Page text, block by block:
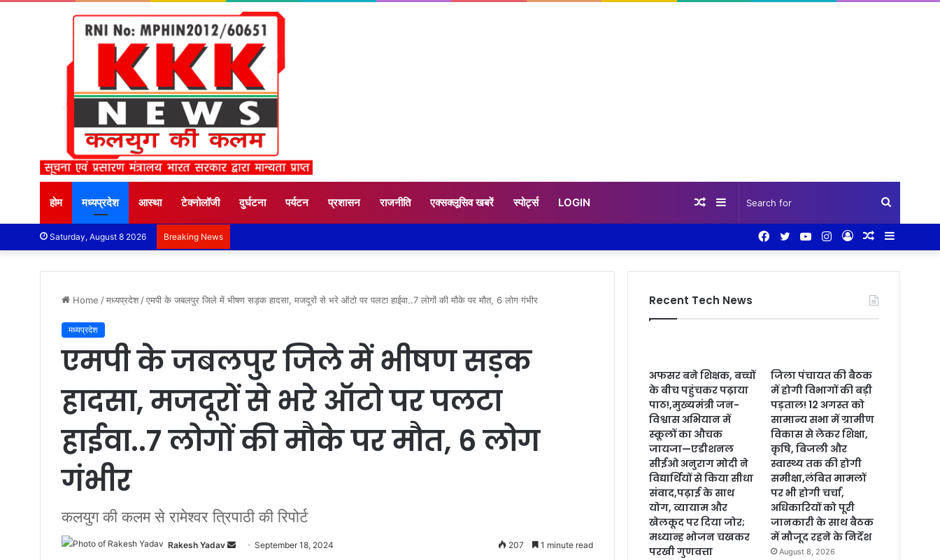
होम मध्यप्रदेश आस्था टेक्नोलॉजी दुर्घटना पर्यटन प्रशासन राजनीति एक्सक्लूसिव खबरें स्पोर्ट्स LOGIN
for
Sidebar
Random
Saturday, August 8 2026 Breaking News
Random
Log
Instagram
YouTube
Twitter
Facebook
Home /मध्यप्रदेश /एमपी के जबलपुर जिले में भीषण सड़क हादसा, मजदूरों से भरे ऑटो पर पलटा हाईवा..7 लोगों की मौके पर मौत, 6 लोग गंभीर
मध्यप्रदेश
एमपी के जबलपुर जिले में भीषण सड़क
हादसा, मजदूरों से भरे ऑटो पर पलटा
हाईवा..7 लोगों की मौके पर मौत, 6 लोग
गंभीर
कलयुग की कलम से रामेश्वर त्रिपाठी की रिपोर्ट
Rakesh Yadav September 18, 2024 207 1 minute read
Recent Tech News
अफसर बने शिक्षक, बच्चों
के बीच पहुंचकर पढ़ाया
पाठ!,मुख्यमंत्री जन-
विश्वास अभियान में
स्कूलों का औचक
जायजा—एडीशनल
सीईओ अनुराग मोदी ने
विद्यार्थियों से किया सीधा
संवाद,पढ़ाई के साथ
योग, व्यायाम और
खेलकूद पर दिया जोर;
मध्यान्ह भोजन चखकर
परखी गुणवत्ता
जिला पंचायत की बैठक
में होगी विभागों की बड़ी
पड़ताल! 12 अगस्त को
सामान्य सभा में ग्रामीण
विकास से लेकर शिक्षा,
कृषि, बिजली और
स्वास्थ्य तक की होगी
समीक्षा,लंबित मामलों
पर भी होगी चर्चा,
अधिकारियों को पूरी
जानकारी के साथ बैठक
में मौजूद रहने के निर्देश
August 8, 2026